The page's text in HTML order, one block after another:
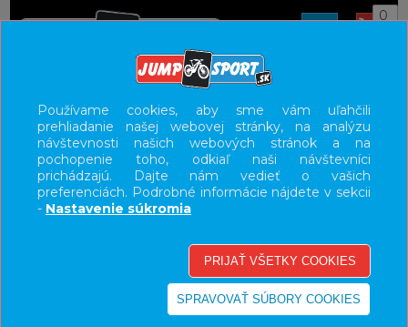
0
UŽÍVATEĽSKÝ PANEL
KATEGÓRIE
HLAVNÉ MENU
Používame cookies, aby sme vám uľahčili
prehliadanie našej webovej stránky, na analýzu
návštevnosti našich webových stránok a na
pochopenie toho, odkiaľ naši návštevníci
prichádzajú. Dajte nám vedieť o vašich
preferenciách. Podrobné informácie nájdete v sekcii
- Nastavenie súkromia